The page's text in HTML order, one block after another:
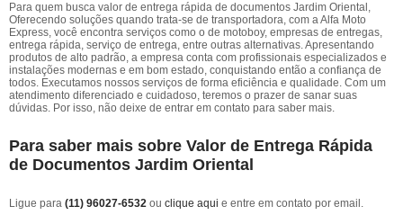
Para quem busca valor de entrega rápida de documentos Jardim Oriental,
Oferecendo soluções quando trata-se de transportadora, com a Alfa Moto
Express, você encontra serviços como o de motoboy, empresas de entregas,
entrega rápida, serviço de entrega, entre outras alternativas. Apresentando
produtos de alto padrão, a empresa conta com profissionais especializados e
instalações modernas e em bom estado, conquistando então a confiança de
todos. Executamos nossos serviços de forma eficiência e qualidade. Com um
atendimento diferenciado e cuidadoso, teremos o prazer de sanar suas
dúvidas. Por isso, não deixe de entrar em contato para saber mais.
Para saber mais sobre Valor de Entrega Rápida
de Documentos Jardim Oriental
Ligue para (11) 96027-6532 ou clique aqui e entre em contato por email.